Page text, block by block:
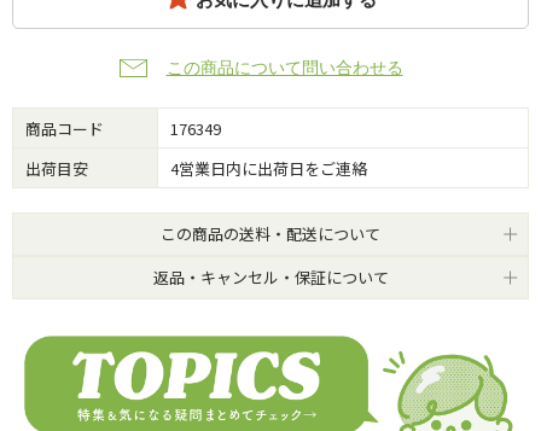
この商品について問い合わせる
商品コード
176349
出荷目安
4営業日内に出荷日をご連絡
この商品の送料・配送について
返品・キャンセル・保証について